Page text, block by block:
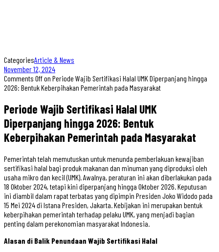
CategoriesArticle & News
November 12, 2024
Comments Offon Periode Wajib Sertifikasi Halal UMK Diperpanjang hingga
2026: Bentuk Keberpihakan Pemerintah pada Masyarakat
Periode Wajib Sertifikasi Halal UMK
Diperpanjang hingga 2026: Bentuk
Keberpihakan Pemerintah pada Masyarakat
Pemerintah telah memutuskan untuk menunda pemberlakuan kewajiban
sertifikasi halal bagi produk makanan dan minuman yang diproduksi oleh
usaha mikro dan kecil (UMK). Awalnya, peraturan ini akan diberlakukan pada
18 Oktober 2024, tetapi kini diperpanjang hingga Oktober 2026. Keputusan
ini diambil dalam rapat terbatas yang dipimpin Presiden Joko Widodo pada
15 Mei 2024 di Istana Presiden, Jakarta. Kebijakan ini merupakan bentuk
keberpihakan pemerintah terhadap pelaku UMK, yang menjadi bagian
penting dalam perekonomian masyarakat Indonesia.
Alasan di Balik Penundaan Wajib Sertifikasi Halal